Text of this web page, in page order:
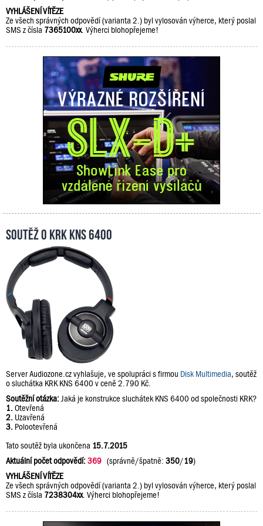
VYHLÁŠENÍ VÍTĚZE
Ze všech správných odpovědí (varianta 2.) byl vylosován výherce, který poslal
SMS z čísla 7365100xx. Výherci blohopřejeme!
Soutěž o KRK KNS 6400
Server Audiozone.cz vyhlašuje, ve spolupráci s firmou Disk Multimedia, soutěž
o sluchátka KRK KNS 6400 v ceně 2.790 Kč.
Soutěžní otázka:Jaká je konstrukce sluchátek KNS 6400 od společnosti KRK?
1.Otevřená
2. Uzavřená
3. Polootevřená
Tato soutěž byla ukončena 15.7.2015
Aktuální počet odpovědí:369 (správně/špatně: 350/19)
VYHLÁŠENÍ VÍTĚZE
Ze všech správných odpovědí (varianta 2.) byl vylosován výherce, který poslal
SMS z čísla 7238304xx. Výherci blohopřejeme!